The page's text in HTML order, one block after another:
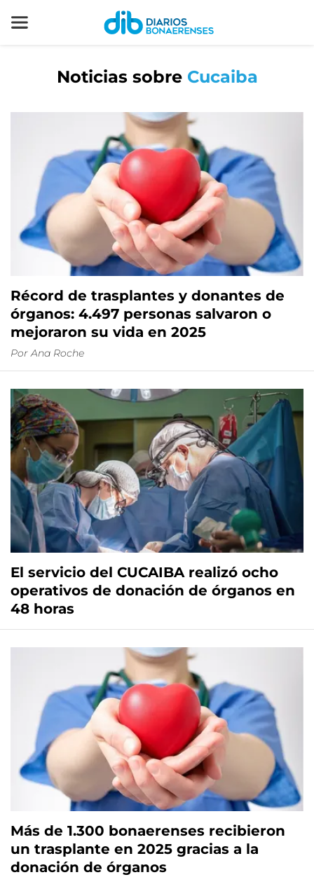
Noticias sobre Cucaiba
Récord de trasplantes y donantes de
órganos: 4.497 personas salvaron o
mejoraron su vida en 2025
Por Ana Roche
El servicio del CUCAIBA realizó ocho
operativos de donación de órganos en
48 horas
Más de 1.300 bonaerenses recibieron
un trasplante en 2025 gracias a la
donación de órganos